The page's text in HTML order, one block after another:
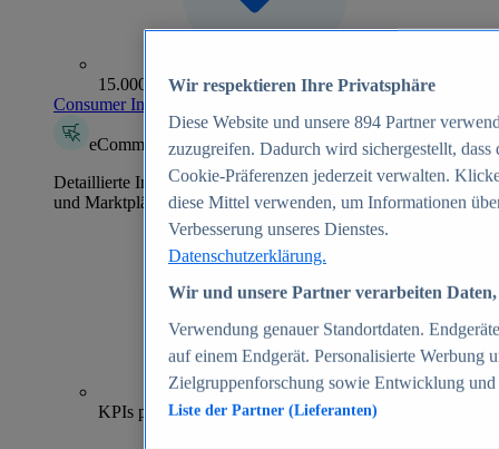
15.000+ Marken
Consumer Insights entdecken
eCommerce Insights
Detaillierte Informationen zu mehr als 39.000 Online-Shops
und Marktplätzen
70+
KPIs pro Shop
Wir respektieren Ihre Privatsphäre
Diese Website und unsere 894 Partner
zuzugreifen. Dadurch wird sichergestellt,
Cookie-Präferenzen jederzeit verwalten.
diese Mittel verwenden, um Informationen
Verbesserung unseres Dienstes.
Datenschutzerklärung.
Wir und unsere Partner verarbeiten
Verwendung genauer Standortdaten.
auf einem Endgerät. Personalisierte Werbung
Zielgruppenforschung sowie Entwicklung
Liste der Partner (Lieferanten)